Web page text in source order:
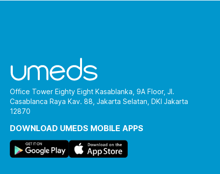
Office Tower Eighty Eight Kasablanka, 9A Floor, Jl.
Casablanca Raya Kav. 88, Jakarta Selatan, DKI Jakarta
12870
DOWNLOAD UMEDS MOBILE APPS